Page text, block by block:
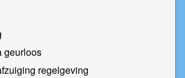
geurloos
regelgeving